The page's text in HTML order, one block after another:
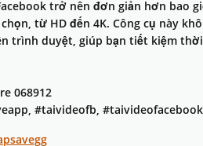
trở nên đơn giản hơn bao
từ HD đến 4K. Công cụ này
trình duyệt, giúp bạn tiết kiệm
068912
#taivideofb, #taivideofacebook